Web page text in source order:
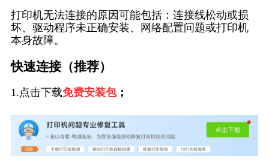
打印机无法连接的原因可能包括：连接线松动或损
坏、驱动程序未正确安装、网络配置问题或打印机
本身故障。
快速连接（推荐）
1.点击下载免费安装包；